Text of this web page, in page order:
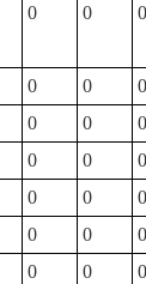
0 0 0
0 0
0
0 0
0
0 0
0
0 0
0
0 0
0
0 0 0